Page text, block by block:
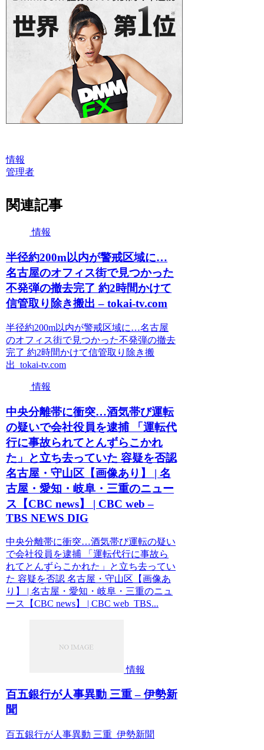
情報
管理者
関連記事
情報
半径約200m以内が警戒区域に…
名古屋のオフィス街で見つかった
不発弾の撤去完了 約2時間かけて
信管取り除き搬出 – tokai-tv.com
半径約200m以内が警戒区域に…名古屋
のオフィス街で見つかった不発弾の撤去
完了 約2時間かけて信管取り除き搬
出 tokai-tv.com
情報
中央分離帯に衝突…酒気帯び運転
の疑いで会社役員を逮捕 「運転代
行に事故られてとんずらこかれ
た」と立ち去っていた 容疑を否認
名古屋・守山区【画像あり】 | 名
古屋・愛知・岐阜・三重のニュー
ス【CBC news】 | CBC web –
TBS NEWS DIG
中央分離帯に衝突…酒気帯び運転の疑い
で会社役員を逮捕 「運転代行に事故ら
れてとんずらこかれた」と立ち去ってい
た 容疑を否認 名古屋・守山区【画像あ
り】 | 名古屋・愛知・岐阜・三重のニュ
ース【CBC news】 | CBC web TBS...
情報
百五銀行が人事異動 三重 – 伊勢新
聞
百五銀行が人事異動 三重 伊勢新聞